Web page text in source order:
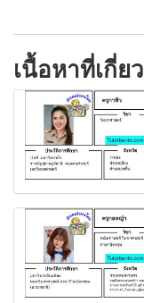
เนื้อหาที่เกี่ย